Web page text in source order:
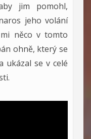
jim pomohl,
jeho volání
něco v tomto
ohně, který se
ukázal se v celé